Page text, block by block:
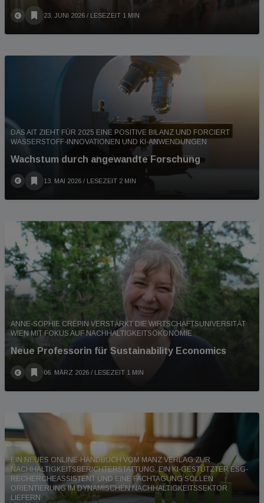
23. JUNI 2026 / LESEZEIT 1 MIN
DAS AIT ZIEHT FÜR 2025 EINE POSITIVE BILANZ UND FORCIERT
WASSERSTOFF-INNOVATIONEN UND KI-ANWENDUNGEN
Wachstum durch angewandte Forschung
13. MAI 2026 / LESEZEIT 2 MIN
ANNE-SOPHIE CRÉPIN VERSTÄRKT DIE WIRTSCHAFTSUNIVERSITÄT
WIEN MIT FOKUS AUF NACHHALTIGKEITSÖKONOMIE
Neue Professorin für Sustainability Economics
06. MÄRZ 2026 / LESEZEIT 1 MIN
EIN NEUES ONLINE-HANDBUCH VOM MANZ VERLAG ZUR
NACHHALTIGKEITSBERICHTERSTATTUNG, EIN KI-GESTÜTZTER ESG-
RECHERCHEASSISTENT UND EINE FACHTAGUNG SOLLEN
ORIENTIERUNG IM DYNAMISCHEN NACHHALTIGKEITSSEKTOR
LIEFERN.